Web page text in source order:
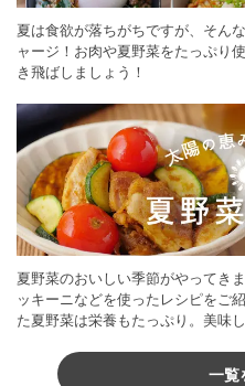
夏は食欲が落ちがちですが、そん
ャージ！お肉や夏野菜をたっぷり
き飛ばしましょう！
夏野菜のおいしい季節がやってき
ッキーニなどを使ったレシピをご
た夏野菜は栄養もたっぷり。美味
一覧